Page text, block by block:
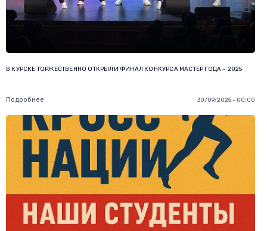
В КУРСКЕ ТОРЖЕСТВЕННО ОТКРЫЛИ ФИНАЛ КОНКУРСА МАСТЕР ГОДА – 2025
Подробнее 30/09/2025 - 00:00